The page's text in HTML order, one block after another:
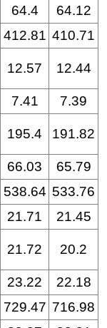
64.4
64.12
412.81 410.71
12.57 12.44
7.41
7.39
195.4 191.82
66.03
65.79
538.64 533.76
21.71
21.45
21.72 20.2
23.22
22.18
729.47 716.98